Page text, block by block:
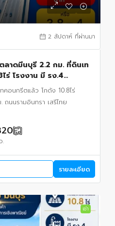
2 สัปดาห์ ที่ผ่านมา
ลาดมีนบุรี 2.2 กม. ที่ดินเท
ร่ โรงงาน มี รง.4
อนกรีตแล้ว โกดัง 10.8ไร่
ถนนรามอินทรา เสรีไทย
.
รายละเอียด
เช่า